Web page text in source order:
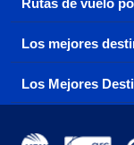
Explora nuestras
aerolínea, con
Aeromexico
Air France
Rutas de vuelo
Reserva una de
con tres
Los mejores
Encuentra
populares de los
Los Mejores